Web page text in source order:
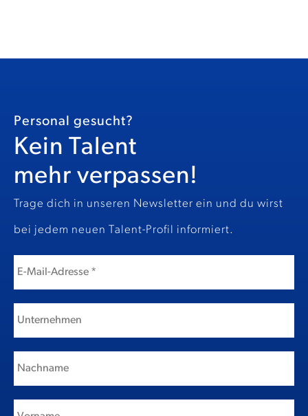
Personal gesucht?
Kein Talent
mehr verpassen!
Trage dich in unseren Newsletter ein und du wirst
bei jedem neuen Talent-Profil informiert.